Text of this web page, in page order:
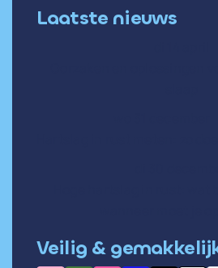
Laatste nieuws
Veilig &